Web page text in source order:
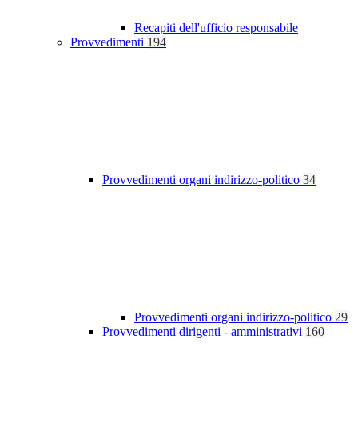
Recapiti dell'ufficio responsabile
Provvedimenti 194
Provvedimenti organi indirizzo-politico 34
Provvedimenti organi indirizzo-politico 29
Provvedimenti dirigenti - amministrativi 160